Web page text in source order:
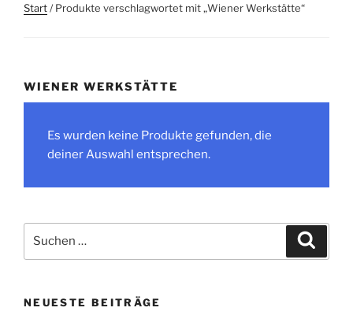
Start/ Produkte verschlagwortet mit „Wiener Werkstätte“
WIENER WERKSTÄTTE
Es wurden keine Produkte gefunden, die
deiner Auswahl entsprechen.
nach:
NEUESTE BEITRÄGE